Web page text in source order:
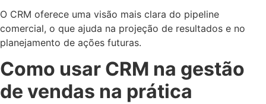
O CRM oferece uma visão mais clara do pipeline
comercial, o que ajuda na projeção de resultados e no
planejamento de ações futuras.
Como usar CRM na gestão
de vendas na prática